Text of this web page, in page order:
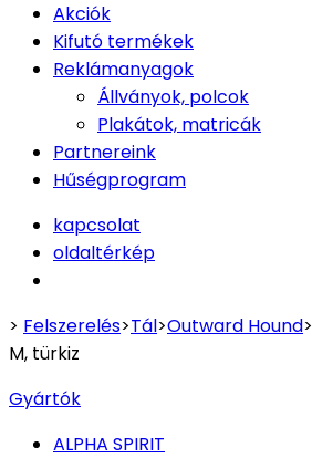
Akciók
Kifutó termékek
Reklámanyagok
Állványok, polcok
Plakátok, matricák
Partnereink
Hűségprogram
kapcsolat
oldaltérkép
> Felszerelés>Tál>Outward Hound>
M, türkiz
Gyártók
ALPHA SPIRIT